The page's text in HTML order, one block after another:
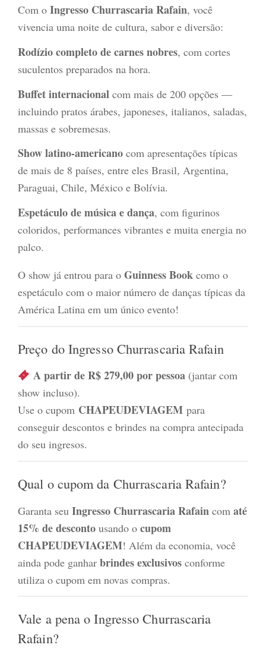
Com o Ingresso Churrascaria Rafain, você
vivencia uma noite de cultura, sabor e diversão:
Rodízio completo de carnes nobres, com cortes
suculentos preparados na hora.
Buffet internacional com mais de 200 opções —
incluindo pratos árabes, japoneses, italianos, saladas,
massas e sobremesas.
Show latino-americano com apresentações típicas
de mais de 8 países, entre eles Brasil, Argentina,
Paraguai, Chile, México e Bolívia.
Espetáculo de música e dança, com figurinos
coloridos, performances vibrantes e muita energia no
palco.
O show já entrou para o Guinness Book como o
espetáculo com o maior número de danças típicas da
América Latina em um único evento!
Preço do Ingresso Churrascaria Rafain
A partir de R$ 279,00 por pessoa(jantar com
show incluso).
Use o cupom CHAPEUDEVIAGEM para
conseguir descontos e brindes na compra antecipada
do seu ingresos.
Qual o cupom da Churrascaria Rafain?
Garanta seu Ingresso Churrascaria Rafain com até
15% de desconto usando o cupom
CHAPEUDEVIAGEM! Além da economia, você
ainda pode ganhar brindes exclusivos conforme
utiliza o cupom em novas compras.
Vale a pena o Ingresso Churrascaria
Rafain?